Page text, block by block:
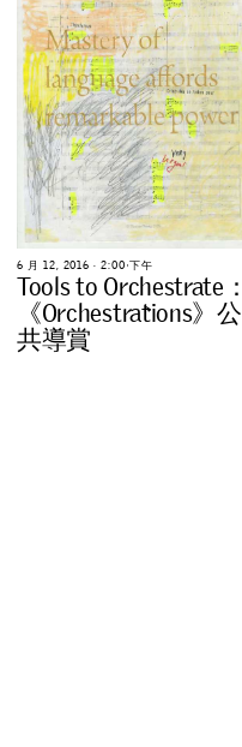
6 月 12, 2016 ∙ 2:00 下午
Toolsto Orchestrate ：
《Orchestrations》 公
共導賞